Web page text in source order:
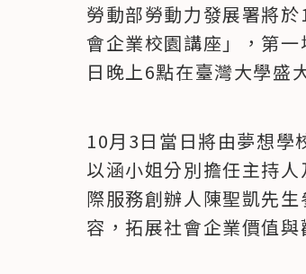
勞動部勞動力發展署將
會企業校園講座」，第
日晚上6點在臺灣大學盛
10月3日當日將由夢想學
以涵小姐分別擔任主持
際服務創辦人陳聖凱先
容，拓展社會企業價值與